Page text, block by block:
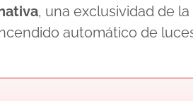
, una exclusividad de
automático de